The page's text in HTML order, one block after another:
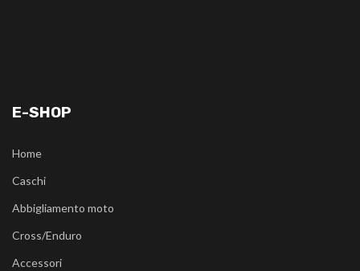
E-SHOP
Home
Caschi
Abbigliamento moto
Cross/Enduro
Accessori